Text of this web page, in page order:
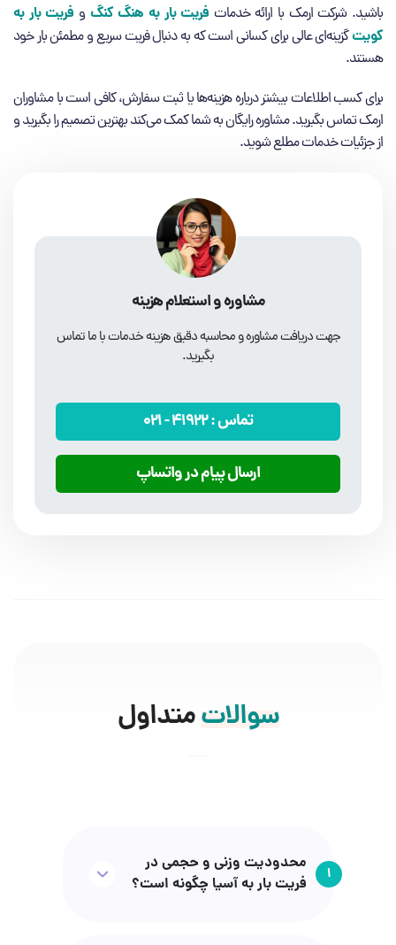
باشید. شرکت ارمک با ارائه خدمات فریت بار به هنگ کنگ و فریت بار به
کویتگزینه‌ای عالی برای کسانی است که به دنبال فریت سریع و مطمئن بار خود
هستند.
برای کسب اطلاعات بیشتر درباره هزینه‌ها یا ثبت سفارش، کافی است با مشاوران
ارمک تماس بگیرید. مشاوره رایگان به شما کمک می‌کند بهترین تصمیم را بگیرید و
از جزئیات خدمات مطلع شوید.
مشاوره و استعلام هزینه
جهت دریافت مشاوره و محاسبه دقیق هزینه خدمات با ما تماس
بگیرید.
تماس :41922
- 021
ارسال پیام در واتساپ
سوالاتمتداول
1
محدودیت وزنی و حجمی در
فریت بار به آسیا چگونه است؟